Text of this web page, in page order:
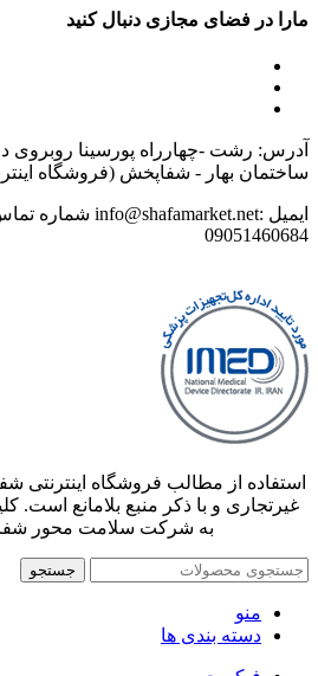
مارا در فضای مجازی دنبال کنید
آدرس: رشت -چهارراه پورسینا روبروی
ساختمان بهار - شفاپخش (فروشگاه
ایمیل :info@shafamarket.net شماره تماس :32024-013 و
09051460684
استفاده از مطالب فروشگاه اینترنتی
غیرتجاری و با ذکر منبع بلامانع است.
به شرکت سلامت محور
جستجو
منو
دسته بندی ها